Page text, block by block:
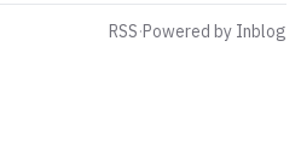
RSS·Powered by Inblog